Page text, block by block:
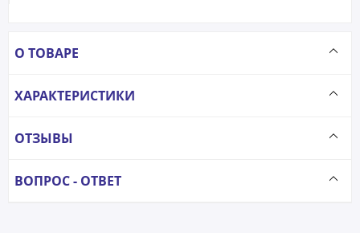
О ТОВАРЕ
ХАРАКТЕРИСТИКИ
ОТЗЫВЫ
ВОПРОС - ОТВЕТ